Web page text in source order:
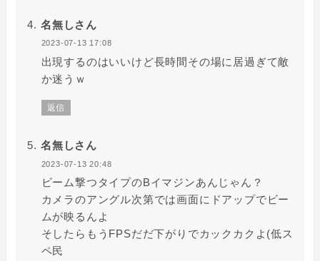
名無しさん
2023-07-13 17:08
出現するのはいいけど長時間その場に居過ぎて敵
か迷うｗ
返信
名無しさん
2023-07-13 20:48
ビーム撃つタイプのBイマジンあんじゃん？
カメラのアングル次第では画面にドアップでビー
ムが映るんよ
そしたらもうFPSだだ下がりでカックカクよ(低ス
ペ民